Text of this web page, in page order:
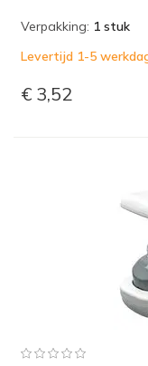
Verpakking: 1 stuk
Levertijd 1-5
€ 3,52